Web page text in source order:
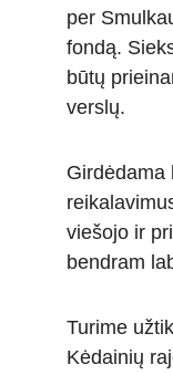
per
fondą.
būtų
verslų.
Girdėdama
viešojo ir
bendram
Turime
Kėdainių